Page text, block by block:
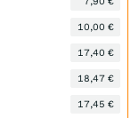
10,00 €
17,40 €
18,47 €
17,45 €